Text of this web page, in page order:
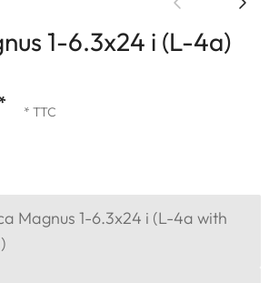
1-6.3x24 i (L-4a)
* TTC
Magnus 1-6.3x24 i (L-4a with